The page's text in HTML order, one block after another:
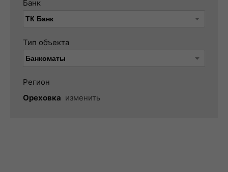
Банк
Тип объекта
Регион
Ореховка изменить